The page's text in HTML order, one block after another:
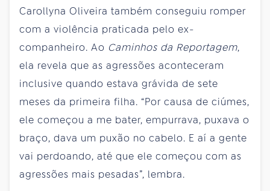
Carollyna Oliveira também conseguiu romper
com a violência praticada pelo ex-
companheiro. Ao Caminhos da Reportagem,
ela revela que as agressões aconteceram
inclusive quando estava grávida de sete
meses da primeira filha. “Por causa de ciúmes,
ele começou a me bater, empurrava, puxava o
braço, dava um puxão no cabelo. E aí a gente
vai perdoando, até que ele começou com as
agressões mais pesadas”, lembra.